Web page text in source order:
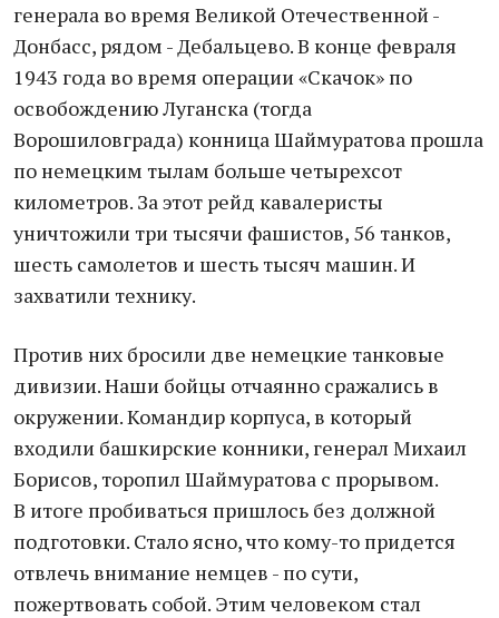
генерала во время Великой Отечественной -
Донбасс, рядом - Дебальцево. В конце февраля
1943 года во время операции «Скачок» по
освобождению Луганска (тогда
Ворошиловграда) конница Шаймуратова прошла
по немецким тылам больше четырехсот
километров. За этот рейд кавалеристы
уничтожили три тысячи фашистов, 56 танков,
шесть самолетов и шесть тысяч машин. И
захватили технику.
Против них бросили две немецкие танковые
дивизии. Наши бойцы отчаянно сражались в
окружении. Командир корпуса, в который
входили башкирские конники, генерал Михаил
Борисов, торопил Шаймуратова с прорывом.
В итоге пробиваться пришлось без должной
подготовки. Стало ясно, что кому-то придется
отвлечь внимание немцев - по сути,
пожертвовать собой. Этим человеком стал